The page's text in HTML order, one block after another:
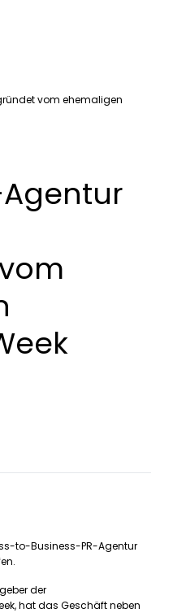
vom ehemaligen
to-Business-PR-Agentur
der
hat das Geschäft neben